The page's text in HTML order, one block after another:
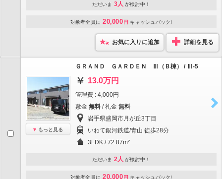
ただいま 3人 が検討中！
対象者全員に 20,000 円 キャッシュバック!
お気に入りに追加 詳細を見る
もっと見る
ＧＲＡＮＤ ＧＡＲＤＥＮ Ⅲ（Ｂ棟） / Ⅲ-5
13.0万円
管理費 : 4,000円
敷金 無料 / 礼金 無料
岩手県盛岡市月が丘3丁目
いわて銀河鉄道/青山 徒歩28分
3LDK / 72.87m²
ただいま 2人 が検討中！
対象者全員に 20,000 円 キャッシュバック!